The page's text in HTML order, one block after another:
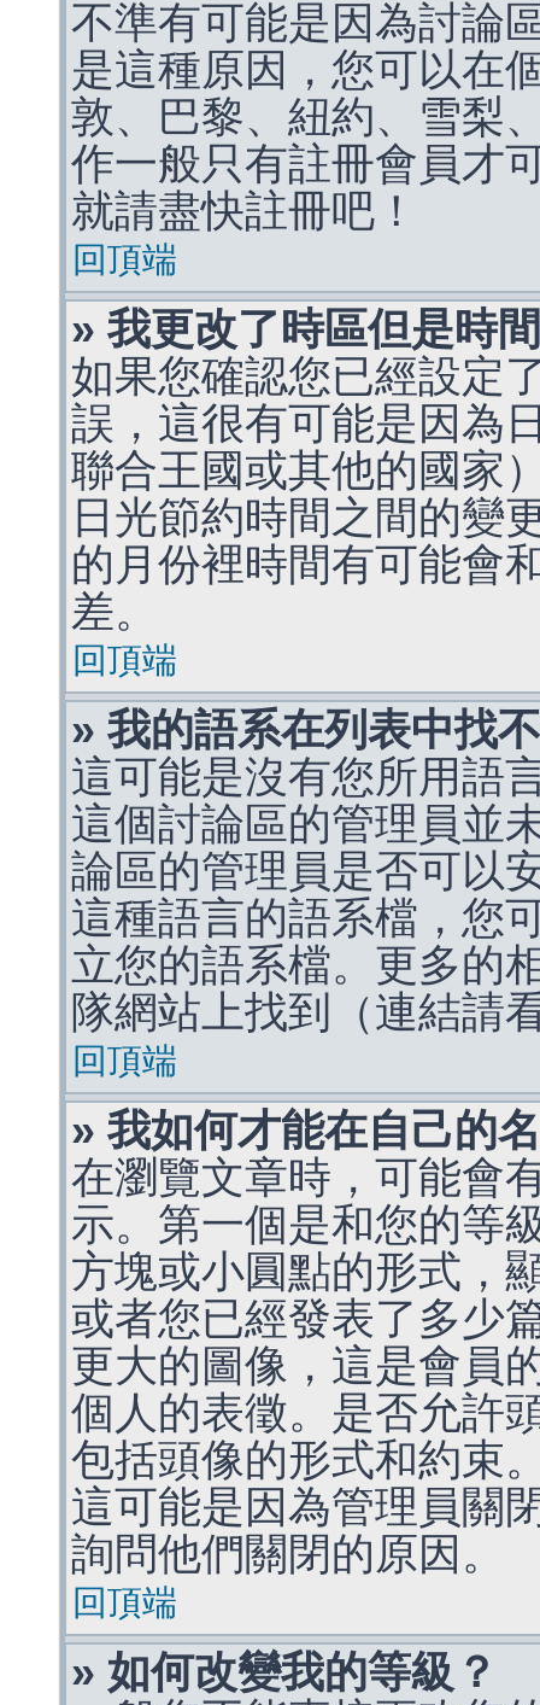
不準有可能是因為討論
是這種原因，您可以在
敦、巴黎、紐約、雪梨
作一般只有註冊會員才
就請盡快註冊吧！
回頂端
» 我更改了時區但是時
如果您確認您已經設定
誤，這很有可能是因為
聯合王國或其他的國家
日光節約時間之間的變
的月份裡時間有可能會
差。
回頂端
» 我的語系在列表中找
這可能是沒有您所用語
這個討論區的管理員並
論區的管理員是否可以
這種語言的語系檔，您
立您的語系檔。更多的
隊網站上找到（連結請
回頂端
» 我如何才能在自己的
在瀏覽文章時，可能會
示。第一個是和您的等
方塊或小圓點的形式，
或者您已經發表了多少
更大的圖像，這是會員
個人的表徵。是否允許
包括頭像的形式和約束
這可能是因為管理員關
詢問他們關閉的原因。
回頂端
» 如何改變我的等級？